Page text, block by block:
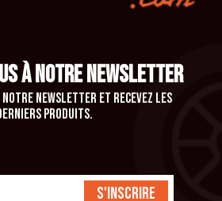
À NOTRE NEWSLETTER
notre newsletter et recevez les
produits.
S'inscrire